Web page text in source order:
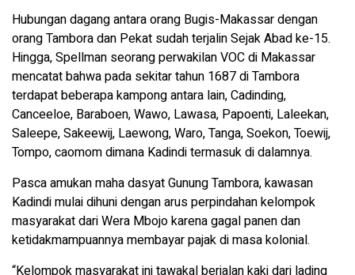
Hubungan dagang antara orang Bugis-Makassar dengan
orang Tambora dan Pekat sudah terjalin Sejak Abad ke-15.
Hingga, Spellman seorang perwakilan VOC di Makassar
mencatat bahwa pada sekitar tahun 1687 di Tambora
terdapat beberapa kampong antara lain, Cadinding,
Canceeloe, Baraboen, Wawo, Lawasa, Papoenti, Laleekan,
Saleepe, Sakeewij, Laewong, Waro, Tanga, Soekon, Toewij,
Tompo, caomom dimana Kadindi termasuk di dalamnya.
Pasca amukan maha dasyat Gunung Tambora, kawasan
Kadindi mulai dihuni dengan arus perpindahan kelompok
masyarakat dari Wera Mbojo karena gagal panen dan
ketidakmampuannya membayar pajak di masa kolonial.